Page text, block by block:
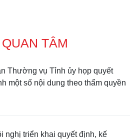
TÂM
Thường vụ Tỉnh ủy họp quyết
một số nội dung theo thẩm quyền
nghị triển khai quyết định, kế